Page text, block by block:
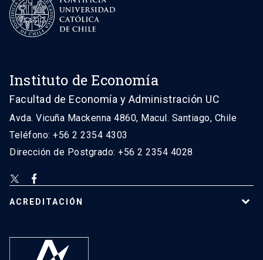
Instituto de Economía
Facultad de Economía y Administración UC
Avda. Vicuña Mackenna 4860, Macul. Santiago, Chile
Teléfono: +56 2 2354 4303
Dirección de Postgrado: +56 2 2354 4028
ACREDITACIÓN